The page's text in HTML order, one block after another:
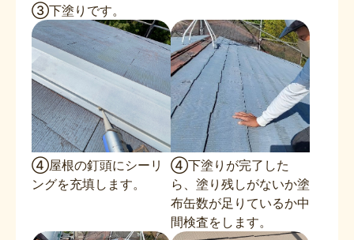
③下塗りです。
④屋根の釘頭にシーリ
ングを充填します。
④下塗りが完了した
ら、塗り残しがないか塗
布缶数が足りているか中
間検査をします。